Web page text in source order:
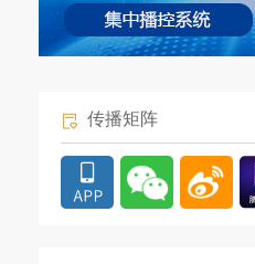
传播矩阵